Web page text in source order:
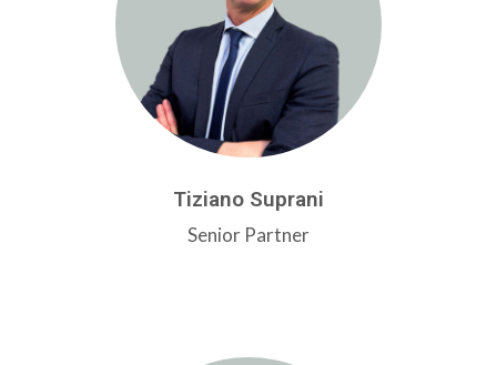
Tiziano Suprani
Senior Partner